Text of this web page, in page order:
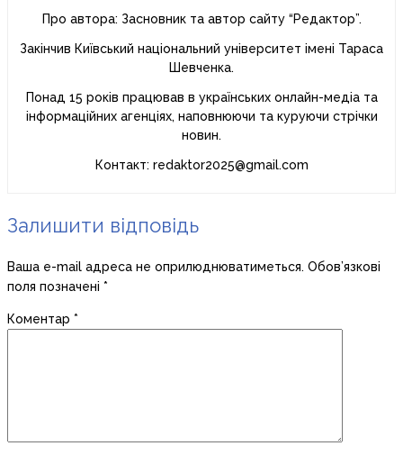
Про автора: Засновник та автор сайту “Редактор”.
Закінчив Київський національний університет імені Тараса
Шевченка.
Понад 15 років працював в українських онлайн-медіа та
інформаційних агенціях, наповнюючи та куруючи стрічки
новин.
Контакт: redaktor2025@gmail.com
Залишити відповідь
Ваша e-mail адреса не оприлюднюватиметься. Обов’язкові
поля позначені *
Коментар *